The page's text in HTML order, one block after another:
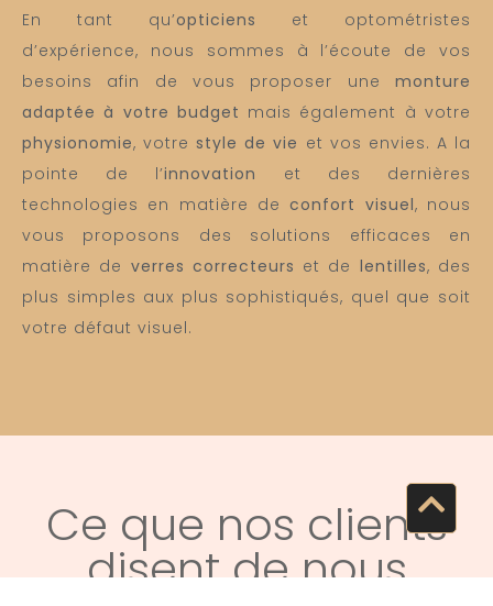
En tant qu’opticiens et optométristes
d’expérience, nous sommes à l’écoute de vos
besoins afin de vous proposer une monture
adaptée à votre budget mais également à votre
physionomie, votrestyle de vie et vos envies. A la
pointe de l’innovation
et des dernières
technologies en matière deconfort visuel, nous
vous proposons des solutions efficaces en
matière de verres correcteurs et de lentilles, des
plus simples aux plus sophistiqués, quel que soit
votre défaut visuel.
Ce que nos clients
disent de nous